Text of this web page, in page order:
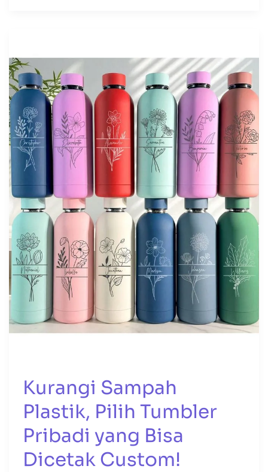
Kurangi Sampah
Plastik, Pilih Tumbler
Pribadi yang Bisa
Dicetak Custom!
Plastik,
Pilih
Tumbler
Pribadi
yang
Bisa
Dicetak
Custom!